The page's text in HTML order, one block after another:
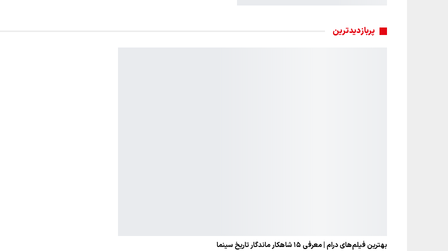
پربازدیدترین
بهترین فیلم‌های درام | معرفی ۱۵ شاهکار ماندگار تاریخ سینما